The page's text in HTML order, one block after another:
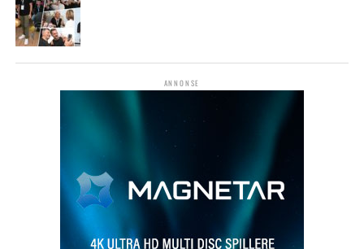
ANNONSE